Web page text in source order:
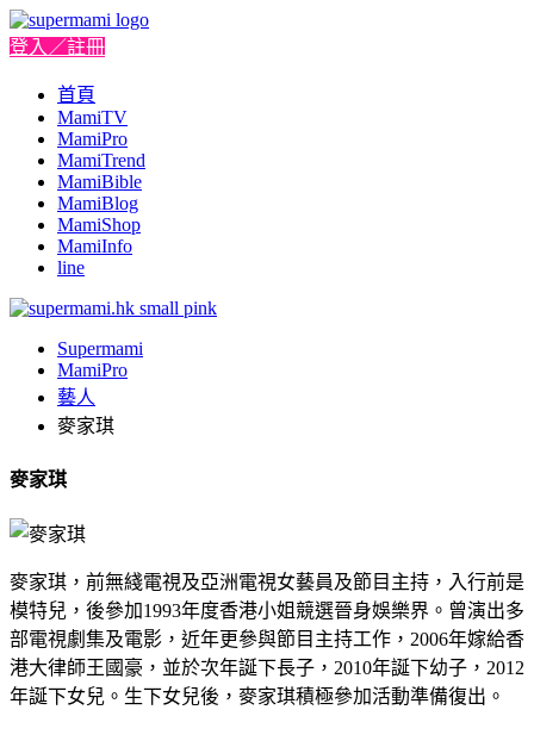
登入／註冊
首頁
MamiTV
MamiPro
MamiTrend
MamiBible
MamiBlog
MamiShop
MamiInfo
line
Supermami
MamiPro
藝人
麥家琪
麥家琪
麥家琪，前無綫電視及亞洲電視女藝員及節目主持，入行前是
模特兒，後參加1993年度香港小姐競選晉身娛樂界。曾演出多
部電視劇集及電影，近年更參與節目主持工作，2006年嫁給香
港大律師王國豪，並於次年誕下長子，2010年誕下幼子，2012
年誕下女兒。生下女兒後，麥家琪積極參加活動準備復出。